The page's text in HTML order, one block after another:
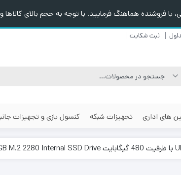
هماهنگ فرمایید. با توجه به حجم بالای کالاها
ثبت شکایت
های اداری تجهیزات شبکه کنسول بازی و تجهیزات